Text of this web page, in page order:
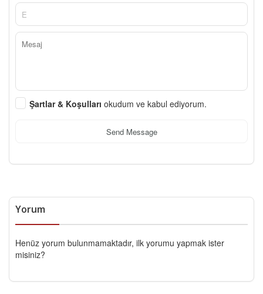
Şartlar & Koşulları okudum ve kabul ediyorum.
Send Message
Yorum
Henüz yorum bulunmamaktadır, ilk yorumu yapmak ister
misiniz?